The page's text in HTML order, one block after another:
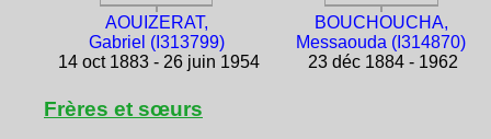
AOUIZERAT,
Gabriel (I313799)
14 oct 1883 - 26 juin 1954
BOUCHOUCHA,
Messaouda (I314870)
23 déc 1884 - 1962
Frères et sœurs